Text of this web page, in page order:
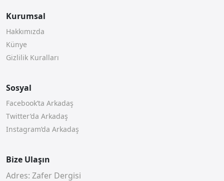
Kurumsal
Hakkımızda
Künye
Gizlilik Kuralları
Sosyal
Facebook’ta Arkadaş
Twitter’da Arkadaş
Instagram’da Arkadaş
Bize Ulaşın
Adres: Zafer Dergisi